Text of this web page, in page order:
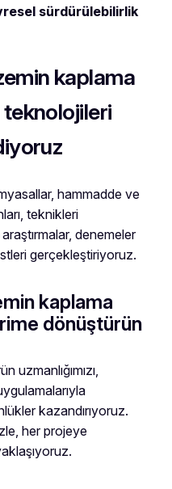
sürdürülebilirlik
kaplama
hammadde ve
teknikleri
denemeler
gerçekleştiriyoruz.
kaplama
dönüştürün
uzmanlığımızı,
kazandırıyoruz.
her projeye